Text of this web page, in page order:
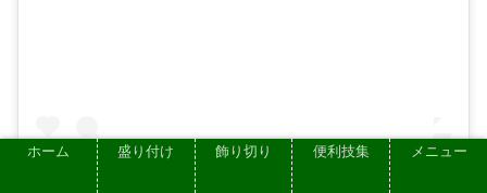
ホーム 盛り付け 飾り切り 便利技集 メニュー